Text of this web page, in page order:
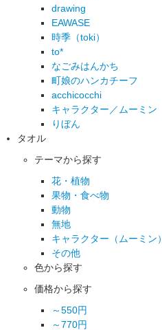
drawing
EAWASE
時季（toki）
to*
なごみはんかち
町娘のハンカチーフ
acchicocchi
キャラクター／ムーミン
りぼん
タオル
テーマから探す
花・植物
果物・食べ物
動物
無地
キャラクター（ムーミン）
その他
色から探す
価格から探す
～550円
～770円